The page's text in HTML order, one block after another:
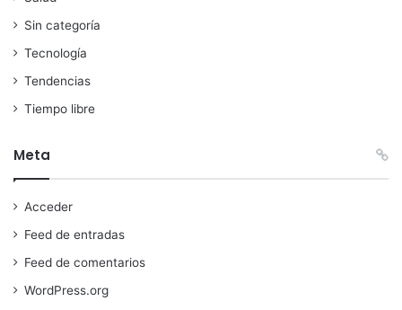
Sin categoría
Tecnología
Tendencias
Tiempo libre
Meta
Acceder
Feed de entradas
Feed de comentarios
WordPress.org